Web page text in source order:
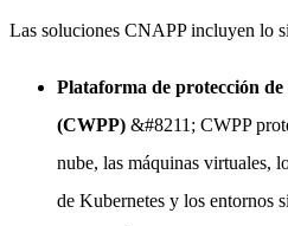
Las soluciones CNAPP incluyen lo
Plataforma de protección
(CWPP) &#8211; CWPP
nube, las máquinas virtuales,
de Kubernetes y los entornos